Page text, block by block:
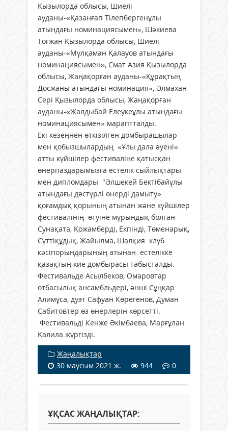
Қызылорда облысы, Шиелі
ауданы-«Қазанғап Тілепбергенұлы
атындағы номинациясымен», Шәкиева
Тоғжан Қызылорда облысы, Шиелі
ауданы-«Мүлқаман Қалауов атындағы
номинациясымен», Смат Азия Қызылорда
облысы, Жаңақорған ауданы-«Құрақтың
Досжаны атындағы номинация», Әлмахан
Сері Қызылорда облысы, Жаңақорған
ауданы-«Жалдыбай Елеукеұлы атындағы
номинациясымен» мараптталды.
Екі кезеңнен өткізілген домбырашылар
мен қобызшылардың «Ұлы дала әуені»
атты күйшілер фестиваліне қатысқан
өнерпаздарымызға естелік сыйлықтары
мен дипломдары "Әлшекей Бектібайұлы
атындағы дәстүрлі өнерді дамыту»
қоғамдық қорының атынан және күйшілер
фестивалінің өтуіне мұрындық болған
Сунақата, Қожамберді, Екпінді, Төменарық,
Сүттіқұдық, Жайылма, Шалқия клуб
кәсіпорындарының атынан естелікке
қазақтың кие домбырасы табысталды.
Фестивальде Асылбеков, Омаровтар
отбасылық ансамбльдері, әнші Сұңқар
Алимұса, дуэт Сафуан Көрегенов, Думан
Сабитовтер өз өнерлерін көрсетті.
Фестивальді Кенже Әкімбаева, Марғұлан
Қалила жүргізді.
Жаңалықтар
30 маусым 2021 ж.
944 0
ҰҚСАС ЖАҢАЛЫҚТАР: